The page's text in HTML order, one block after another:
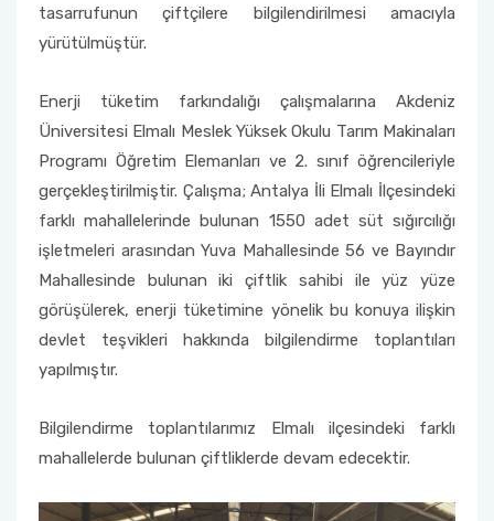
tasarrufunun çiftçilere bilgilendirilmesi amacıyla
yürütülmüştür.
Enerji tüketim farkındalığı çalışmalarına Akdeniz
Üniversitesi Elmalı Meslek Yüksek Okulu Tarım Makinaları
Programı Öğretim Elemanları ve 2. sınıf öğrencileriyle
gerçekleştirilmiştir. Çalışma; Antalya İli Elmalı İlçesindeki
farklı mahallelerinde bulunan 1550 adet süt sığırcılığı
işletmeleri arasından Yuva Mahallesinde 56 ve Bayındır
Mahallesinde bulunan iki çiftlik sahibi ile yüz yüze
görüşülerek, enerji tüketimine yönelik bu konuya ilişkin
devlet teşvikleri hakkında bilgilendirme toplantıları
yapılmıştır.
Bilgilendirme toplantılarımız Elmalı ilçesindeki farklı
mahallelerde bulunan çiftliklerde devam edecektir.